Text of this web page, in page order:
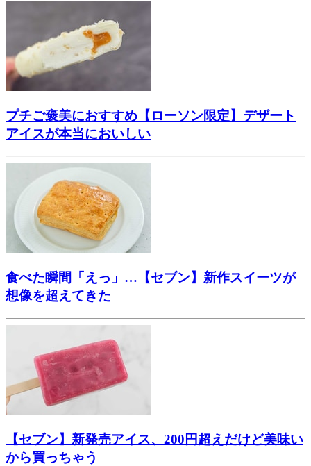
プチご褒美におすすめ【ローソン限定】デザート
アイスが本当においしい
食べた瞬間「えっ」…【セブン】新作スイーツが
想像を超えてきた
【セブン】新発売アイス、200円超えだけど美味い
から買っちゃう